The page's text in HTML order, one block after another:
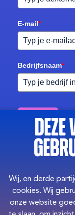
Wij, en derde
cookies. Wij
onze website
E-mail*
Bedrijfsnaam*
Download
Meer
Wil je meer weten
van het 7S-
verbinden aan de
koffie &